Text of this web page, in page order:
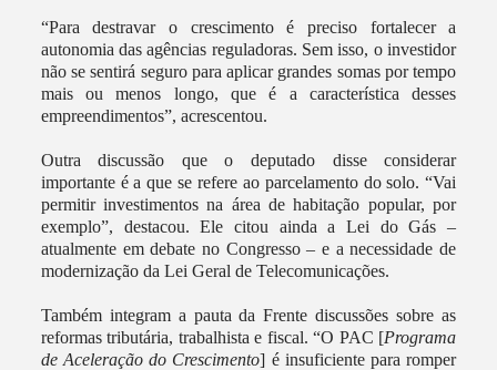
“Para destravar o crescimento é preciso fortalecer a
autonomia das agências reguladoras. Sem isso, o investidor
não se sentirá seguro para aplicar grandes somas por tempo
mais ou menos longo, que é a característica desses
empreendimentos”, acrescentou.
Outra discussão que o deputado disse considerar
importante é a que se refere ao parcelamento do solo. “Vai
permitir investimentos na área de habitação popular, por
exemplo”, destacou. Ele citou ainda a Lei do Gás –
atualmente em debate no Congresso – e a necessidade de
modernização da Lei Geral de Telecomunicações.
Também integram a pauta da Frente discussões sobre as
reformas tributária, trabalhista e fiscal. “O PAC [Programa
de Aceleração do Crescimento] é insuficiente para romper